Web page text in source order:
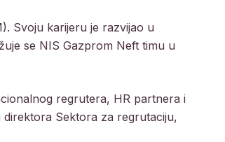
Svoju karijeru je razvijao u
se NIS Gazprom Neft timu u
regrutera, HR partnera i
Sektora za regrutaciju,